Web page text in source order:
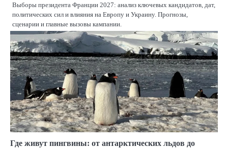
Выборы президента Франции 2027: анализ ключевых кандидатов, дат,
политических сил и влияния на Европу и Украину. Прогнозы,
сценарии и главные вызовы кампании.
Где живут пингвины: от антарктических льдов до